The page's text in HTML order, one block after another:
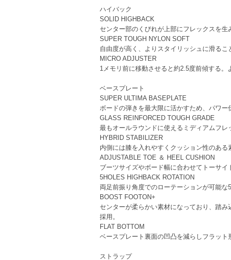
ハイバック
SOLID HIGHBACK
センター部のくびれが上部にフレックスを生
SUPER TOUGH NYLON SOFT
自由度が高く、よりスタイリッシュに滑るこ
MICRO ADJUSTER
1メモリ前に移動させると約2.5度前傾する。
ベースプレート
SUPER ULTIMA BASEPLATE
ボードの弾きを最大限に活かすため、パワー
GLASS REINFORCED TOUGH GRADE
最もオールラウンドに使えるミディアムフレ
HYBRID STABILIZER
内側には膝を入れやすくクッション性のある
ADJUSTABLE TOE ＆ HEEL CUSHION
ブーツサイズやボード幅に合わせてトーサイ
5HOLES HIGHBACK ROTATION
両足前振り角度でのローテーションが可能な
BOOST FOOTON+
センターが柔らかい素材になっており、踏
採用。
FLAT BOTTOM
ベースプレート裏面の凹凸を減らしフラット
ストラップ